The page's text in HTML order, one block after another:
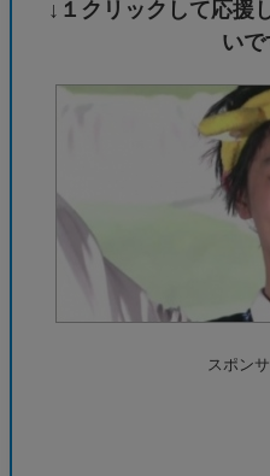
↓１クリックして応援
いで
スポン